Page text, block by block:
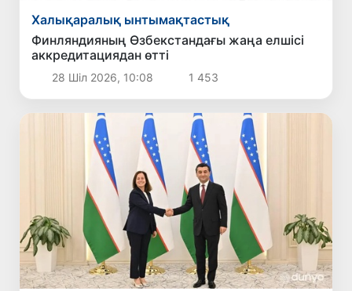
Халықаралық ынтымақтастық
Финляндияның Өзбекстандағы жаңа елшісі
аккредитациядан өтті
28 Шіл 2026, 10:08 1 453